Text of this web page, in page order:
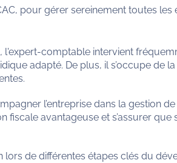
pour gérer sereinement toutes les
l'expert-comptable intervient
adapté. De plus, il s’occupe de
l’entreprise dans la gestion
fiscale avantageuse et s’assurer que
de différentes étapes clés du